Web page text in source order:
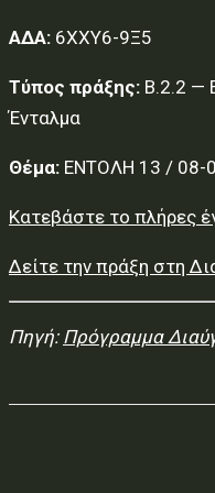
ΑΔΑ: 6ΧΧΥ6-9Ξ5
Τύπος πράξης: Β.2.2 —
Ένταλμα
Θέμα: ΕΝΤΟΛΗ 13 / 08-
Κατεβάστε το πλήρες
Δείτε την πράξη στη
Πηγή: Πρόγραμμα